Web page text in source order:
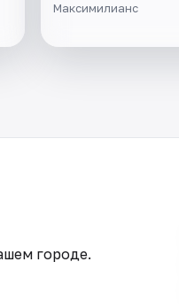
Максимилианс
городе.